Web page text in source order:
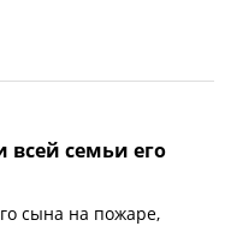
всей семьи его
сына на пожаре,